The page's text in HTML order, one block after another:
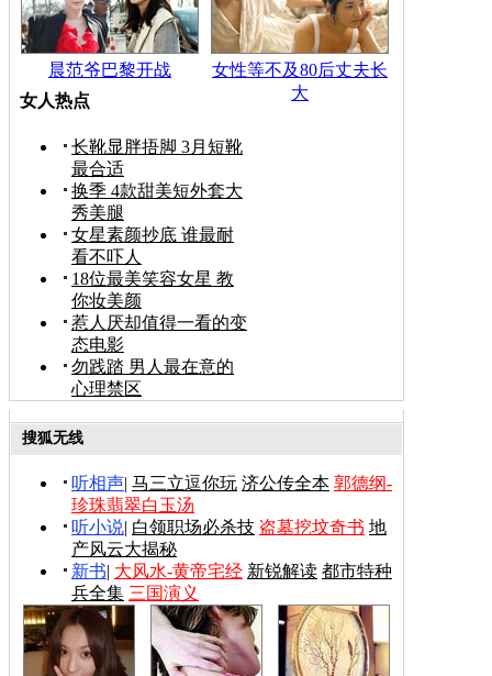
晨范爷巴黎开战
女性等不及80后丈夫长
大
女人热点
长靴显胖捂脚 3月短靴
最合适
换季 4款甜美短外套大
秀美腿
女星素颜抄底 谁最耐
看不吓人
18位最美笑容女星 教
你妆美颜
惹人厌却值得一看的变
态电影
勿践踏 男人最在意的
心理禁区
搜狐无线
听相声| 马三立逗你玩 济公传全本 郭德纲-
珍珠翡翠白玉汤
听小说| 白领职场必杀技 盗墓挖坟奇书 地
产风云大揭秘
新书| 大风水-黄帝宅经 新锐解读 都市特种
兵全集 三国演义